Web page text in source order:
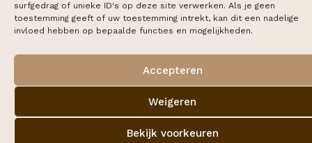
surfgedrag of unieke ID's op deze site verwerken. Als je geen
toestemming geeft of uw toestemming intrekt, kan dit een nadelige
invloed hebben op bepaalde functies en mogelijkheden.
Accepteren
Weigeren
Bekijk voorkeuren